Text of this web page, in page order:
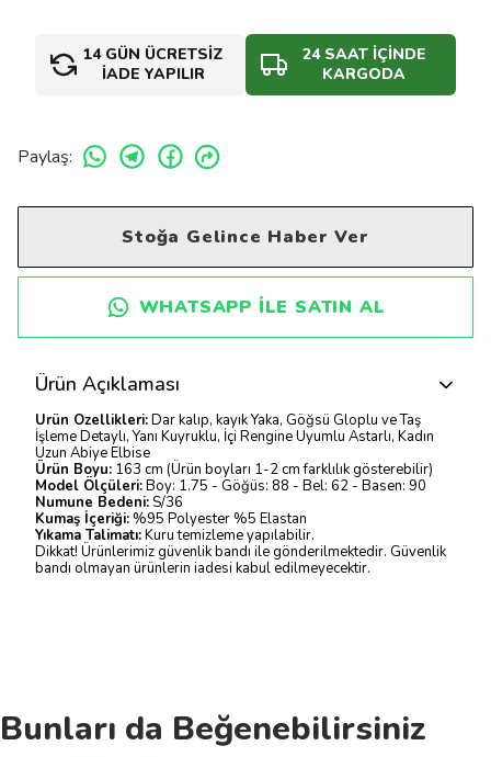
14 GÜN ÜCRETSİZ
İADE YAPILIR
24 SAAT İÇİNDE
KARGODA
Paylaş:
Stoğa Gelince Haber Ver
WHATSAPP ILE SATIN AL
Ürün Açıklaması
Ürün Özellikleri:Dar kalıp, kayık Yaka, Göğsü Gloplu ve Taş
İşleme Detaylı, Yanı Kuyruklu, İçi Rengine Uyumlu Astarlı, Kadın
Uzun Abiye Elbise
Ürün Boyu: 163 cm (Ürün boyları 1-2 cm farklılık gösterebilir)
Model Ölçüleri:Boy: 1.75 - Göğüs: 88 - Bel: 62 - Basen: 90
Numune Bedeni: S/36
Kumaş İçeriği: %95 Polyester %5 Elastan
Yıkama Talimatı:Kuru temizleme yapılabilir.
Dikkat! Ürünlerimiz güvenlik bandı ile gönderilmektedir. Güvenlik
bandı olmayan ürünlerin iadesi kabul edilmeyecektir.
Bunları da Beğenebilirsiniz